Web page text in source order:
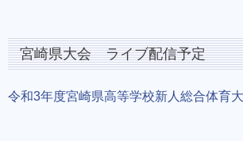
宮崎県大会 ライブ配信予定
令和3年度宮崎県高等学校新人総合体育